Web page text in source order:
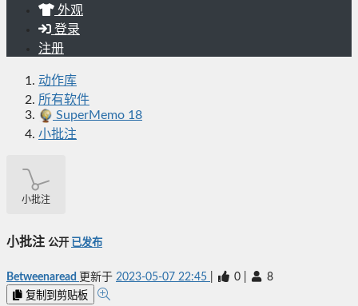
外观
登录
注册
动作库
所有软件
SuperMemo 18
小批注
小批注
小批注 公开 已发布
Betweenaread 更新于 2023-05-07 22:45 0 8
复制到剪贴板